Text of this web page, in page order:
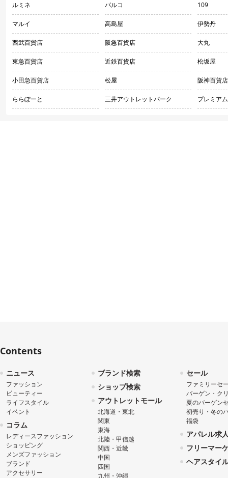
ルミネ パルコ 109
マルイ 高島屋 伊勢丹
西武百貨店 阪急百貨店 大丸
東急百貨店 近鉄百貨店 松坂屋
小田急百貨店 松屋 阪神百貨店
ららぽーと 三井アウトレットパーク プレミア
Contents
ニュース
ファッション
ビューティー
ライフスタイル
イベント
コラム
レディースファッション
ショッピング
メンズファッション
ブランド
アクセサリー
ブランド検索
ショップ検索
アウトレットモール
北海道・東北
関東
東海
北陸・甲信越
関西・近畿
中国
四国
九州・沖縄
セール
ファミリーセ
バーゲン・ク
夏のバーゲン
初売り・冬の
福袋
アパレル求
フリーマー
ヘアスタイ